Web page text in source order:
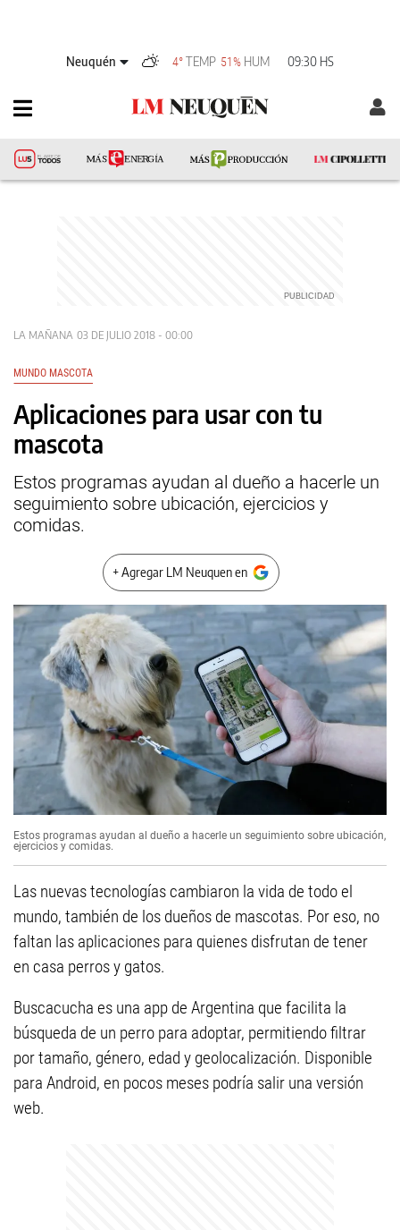
Neuquén 4° TEMP 51% HUM 09:30 HS
LA MAÑANA 03 DE JULIO 2018 - 00:00
MUNDO MASCOTA
Aplicaciones para usar con tu
mascota
Estos programas ayudan al dueño a hacerle un
seguimiento sobre ubicación, ejercicios y
comidas.
+ Agregar LM Neuquen en
Estos programas ayudan al dueño a hacerle un seguimiento sobre ubicación,
ejercicios y comidas.
Las nuevas tecnologías cambiaron la vida de todo el
mundo, también de los dueños de mascotas. Por eso, no
faltan las aplicaciones para quienes disfrutan de tener
en casa perros y gatos.
Buscacucha es una app de Argentina que facilita la
búsqueda de un perro para adoptar, permitiendo filtrar
por tamaño, género, edad y geolocalización. Disponible
para Android, en pocos meses podría salir una versión
web.